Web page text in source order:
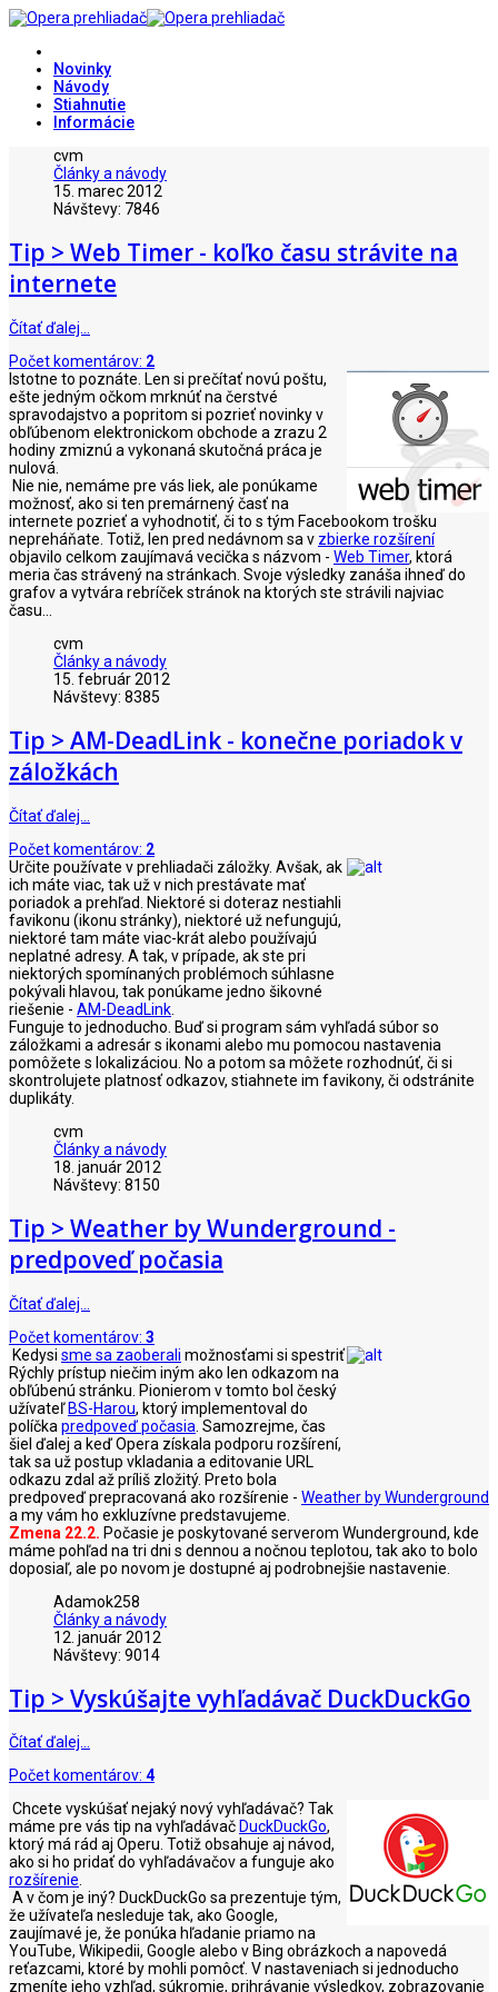
Novinky
Návody
Stiahnutie
Informácie
cvm
Články a návody
15. marec 2012
Návštevy: 7846
Tip > Web Timer - koľko času strávite na
internete
Čítať ďalej…
Počet komentárov: 2
Istotne to poznáte. Len si prečítať novú poštu,
ešte jedným očkom mrknúť na čerstvé
spravodajstvo a popritom si pozrieť novinky v
obľúbenom elektronickom obchode a zrazu 2
hodiny zmiznú a vykonaná skutočná práca je
nulová.
Nie nie, nemáme pre vás liek, ale ponúkame
možnosť, ako si ten premárnený časť na
internete pozrieť a vyhodnotiť, či to s tým Facebookom trošku
nepreháňate. Totiž, len pred nedávnom sa v zbierke rozšírení
objavilo celkom zaujímavá vecička s názvom - Web Timer, ktorá
meria čas strávený na stránkach. Svoje výsledky zanáša ihneď do
grafov a vytvára rebríček stránok na ktorých ste strávili najviac
času...
cvm
Články a návody
15. február 2012
Návštevy: 8385
Tip > AM-DeadLink - konečne poriadok v
záložkách
Čítať ďalej…
Počet komentárov: 2
Určite používate v prehliadači záložky. Avšak, ak
ich máte viac, tak už v nich prestávate mať
poriadok a prehľad. Niektoré si doteraz nestiahli
favikonu (ikonu stránky), niektoré už nefungujú,
niektoré tam máte viac-krát alebo používajú
neplatné adresy. A tak, v prípade, ak ste pri
niektorých spomínaných problémoch súhlasne
pokývali hlavou, tak ponúkame jedno šikovné
riešenie - AM-DeadLink
Funguje to jednoducho. Buď si program sám vyhľadá súbor so
záložkami a adresár s ikonami alebo mu pomocou nastavenia
pomôžete s lokalizáciou. No a potom sa môžete rozhodnúť, či si
skontrolujete platnosť odkazov, stiahnete im favikony, či odstránite
duplikáty.
cvm
Články a návody
18. január 2012
Návštevy: 8150
Tip > Weather by Wunderground -
predpoveď počasia
Čítať ďalej…
Počet komentárov: 3
Kedysi sme sa zaoberali možnosťami si spestriť
Rýchly prístup niečim iným ako len odkazom na
obľúbenú stránku. Pionierom v tomto bol český
užívateľBS-Harou, ktorý implementoval do
políčka predpoveď počasia . Samozrejme, čas
šiel ďalej a keď Opera získala podporu rozšírení,
tak sa už postup vkladania a editovanie URL
odkazu zdal až príliš zložitý. Preto bola
predpoveď prepracovaná ako rozšírenie - Weather by Wunderground
a my vám ho exkluzívne predstavujeme.
Zmena 22.2. Počasie je poskytované serverom Wunderground, kde
máme pohľad na tri dni s dennou a nočnou teplotou, tak ako to bolo
doposiaľ, ale po novom je dostupné aj podrobnejšie nastavenie.
Adamok258
Články a návody
12. január 2012
Návštevy: 9014
Tip > Vyskúšajte vyhľadávač DuckDuckGo
Čítať ďalej…
Počet komentárov: 4
Chcete vyskúšať nejaký nový vyhľadávač? Tak
máme pre vás tip na vyhľadávač DuckDuckGo,
ktorý má rád aj Operu. Totiž obsahuje aj návod,
ako si ho pridať do vyhľadávačov a funguje ako
rozšírenie.
A v čom je iný? DuckDuckGo sa prezentuje tým,
že užívateľa nesleduje tak, ako Google,
zaujímavé je, že ponúka hľadanie priamo na
YouTube, Wikipedii, Google alebo v Bing obrázkoch a napovedá
reťazcami, ktoré by mohli pomôcť. V nastaveniach si jednoducho
zmeníte jeho vzhľad, súkromie, prihrávanie výsledkov, zobrazovanie